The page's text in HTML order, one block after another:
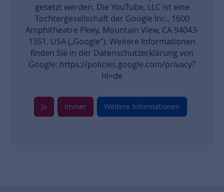
gesetzt werden. Die YouTube, LLC ist eine
Tochtergesellschaft der Google Inc., 1600
Amphitheatre Pkwy, Mountain View, CA 94043-
1351, USA („Google“). Weitere Informationen
finden Sie in der Datenschutzerklärung von
Google: https://policies.google.com/privacy?
hl=de
Ja Immer Weitere Informationen